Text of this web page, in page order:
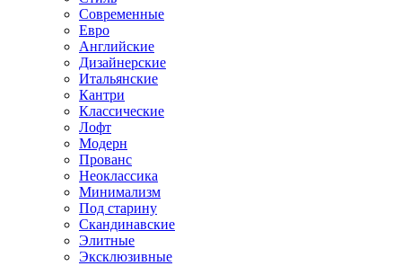
Современные
Евро
Английские
Дизайнерские
Итальянские
Кантри
Классические
Лофт
Модерн
Прованс
Неоклассика
Минимализм
Под старину
Скандинавские
Элитные
Эксклюзивные